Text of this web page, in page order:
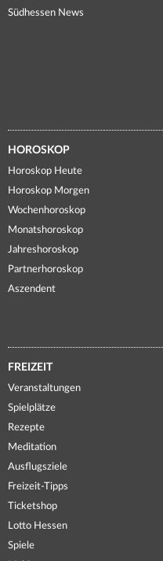
Südhessen News
HOROSKOP
Horoskop Heute
Horoskop Morgen
Wochenhoroskop
Monatshoroskop
Jahreshoroskop
Partnerhoroskop
Aszendent
FREIZEIT
Veranstaltungen
Spielplätze
Rezepte
Meditation
Ausflugsziele
Freizeit-Tipps
Ticketshop
Lotto Hessen
Spiele